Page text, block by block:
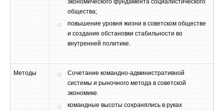
общества;
повышение уровня жизни в советском обществе
и создание обстановки стабильности во
внутренней политике.
Методы
Сочетание командно-административной
системы и рыночного метода в советской
экономике.
командные высоты сохранялись в руках